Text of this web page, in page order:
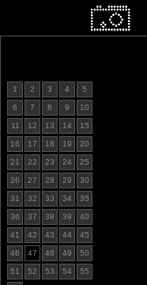
1 2 3 4 5
6 7 8 9 10
11 12 13 14 15
16 17 18 19 20
21 22 23 24 25
26 27 28 29 30
31 32 33 34 35
36 37 38 39 40
41 42 43 44 45
46 47 48 49 50
51 52 53 54 55